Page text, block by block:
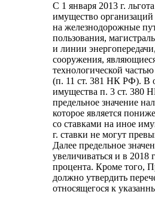
С 1 января 2013 г.
имущество организаций
на железнодорожные
пользования,
и линии
сооружения,
технологической
(п. 11 ст. 381 НК РФ). В
имущества п. 3 ст. 380
предельное значение
которое является
со ставками на иное
г. ставки не могут
Далее предельное
увеличиваться и в 2018
процента. Кроме того,
должно утвердить
относящегося к